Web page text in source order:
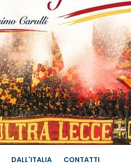
DALL'ITALIA CONTATTI